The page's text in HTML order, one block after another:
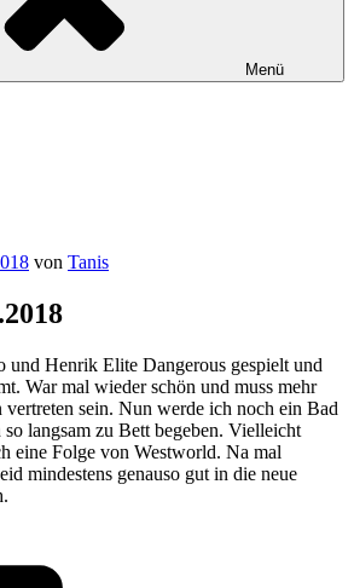
Menü
von Tanis
und Henrik Elite Dangerous gespielt und
War mal wieder schön und muss mehr
vertreten sein. Nun werde ich noch ein Bad
langsam zu Bett begeben. Vielleicht
eine Folge von Westworld. Na mal
mindestens genauso gut in die neue